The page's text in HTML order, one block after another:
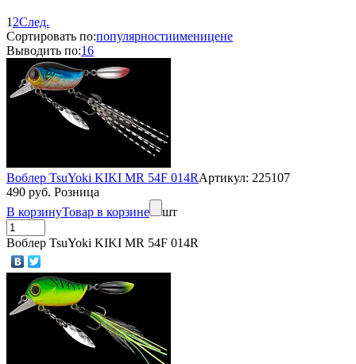
1 2След.
Сортировать по:популярностиименицене
Выводить по:16
Воблер TsuYoki KIKI MR 54F 014RАртикул: 225107
490 руб. Розница
В корзинуТовар в корзине шт
Воблер TsuYoki KIKI MR 54F 014R